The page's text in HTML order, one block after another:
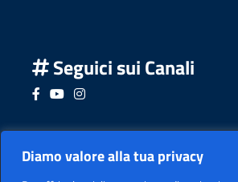
Diamo valore alla tua privacy
Seguici sui Canali
Seguici su Facebook
Seguici su YouTube
Seguici su Instagram